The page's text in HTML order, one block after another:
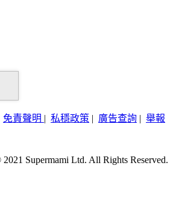
免責聲明 | 私穩政策 | 廣告查詢 | 舉報
Supermami Ltd. All Rights Reserved.